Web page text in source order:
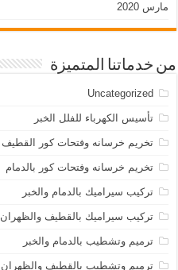
مارس 2020
من خدماتنا المتميزة
Uncategorized
تأسيس الكهرباء للفلل الخبر
تخريم خرسانه وفتحات كور القطيف
تخريم خرسانه وفتحات كور بالدمام
تركيب سيراميك بالدمام والخبر
تركيب سيراميك بالقطيف والظهران
ترميم وتشطيب بالدمام والخبر
ترميم وتشطيب بالقطيف والظهران